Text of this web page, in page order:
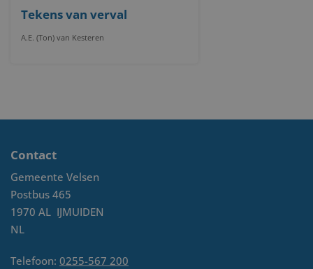
Tekens van verval
A.E. (Ton) van Kesteren
Contact
Gemeente Velsen
Postbus 465
1970 AL IJMUIDEN
NL
Telefoon: 0255-567 200